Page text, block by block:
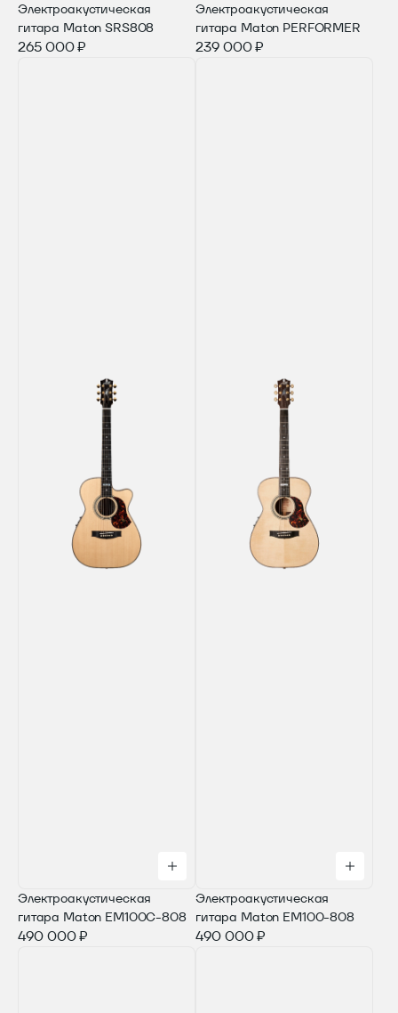
Электроакустическая
гитара Maton SRS808
265 000 ₽
Электроакустическая
гитара Maton PERFORMER
239 000 ₽
Электроакустическая
гитара Maton EM100C-808
490 000 ₽
Электроакустическая
гитара Maton EM100-808
490 000 ₽